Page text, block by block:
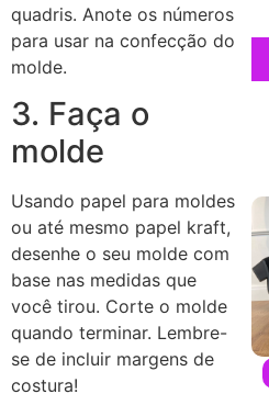
quadris. Anote os números
para usar na confecção do
molde.
3. Faça o
molde
Usando papel para moldes
ou até mesmo papel kraft,
desenhe o seu molde com
base nas medidas que
você tirou. Corte o molde
quando terminar. Lembre-
se de incluir margens de
costura!